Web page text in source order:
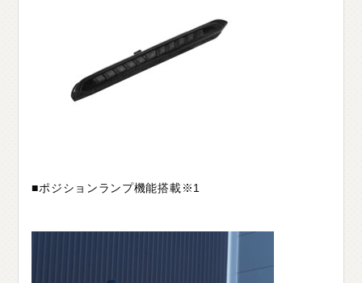
■ポジションランプ機能搭載※1